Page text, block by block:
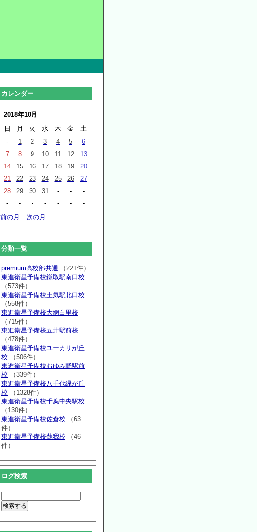
カレンダー
2018年10月
日
月 火 水 木 金
土
-
1 2 3 4 5
6
7
8 9 10 11 12
13
14
15 16 17 18 19
20
21
22 23 24 25 26
27
28
29 30 31 - -
-
-
- - - - -
-
前の月
次の月
分類一覧
premium高校部共通 （221件）
東進衛星予備校鎌取駅南口校
（573件）
東進衛星予備校土気駅北口校
（558件）
東進衛星予備校大網白里校
（715件）
東進衛星予備校五井駅前校
（478件）
東進衛星予備校ユーカリが丘
校 （506件）
東進衛星予備校おゆみ野駅前
校 （339件）
東進衛星予備校八千代緑が丘
校 （1328件）
東進衛星予備校千葉中央駅校
（130件）
東進衛星予備校佐倉校 （63
件）
東進衛星予備校蘇我校 （46
件）
ログ検索